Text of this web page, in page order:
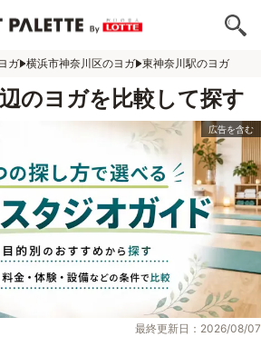
ガ 横浜市神奈川区のヨガ 東神奈川駅のヨガ
のヨガを比較して探す
最終更新日：2026/08/07